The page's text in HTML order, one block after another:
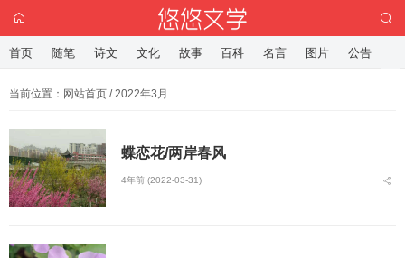
当前位置： 网站首页 / 2022年3月
蝶恋花/两岸春风
4年前 (2022-03-31)
首页 随笔 诗文 文化 故事 百科 名言 图片 公告